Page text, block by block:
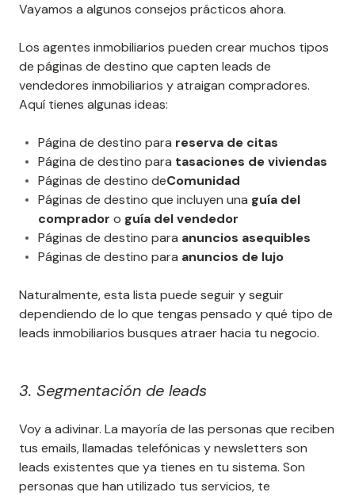
Vayamos a algunos consejos prácticos ahora.
Los agentes inmobiliarios pueden crear muchos tipos
de páginas de destino que capten leads de
vendedores inmobiliarios y atraigan compradores.
Aquí tienes algunas ideas:
Página de destino para reserva de citas
Página de destino para tasaciones de viviendas
Páginas de destino deComunidad
Páginas de destino que incluyen una guía del
comprador o guía del vendedor
Páginas de destino para anuncios asequibles
Páginas de destino para anuncios de lujo
Naturalmente, esta lista puede seguir y seguir
dependiendo de lo que tengas pensado y qué tipo de
leads inmobiliarios busques atraer hacia tu negocio.
3. Segmentación de leads
Voy a adivinar. La mayoría de las personas que reciben
tus emails, llamadas telefónicas y newsletters son
leads existentes que ya tienes en tu sistema. Son
personas que han utilizado tus servicios, te